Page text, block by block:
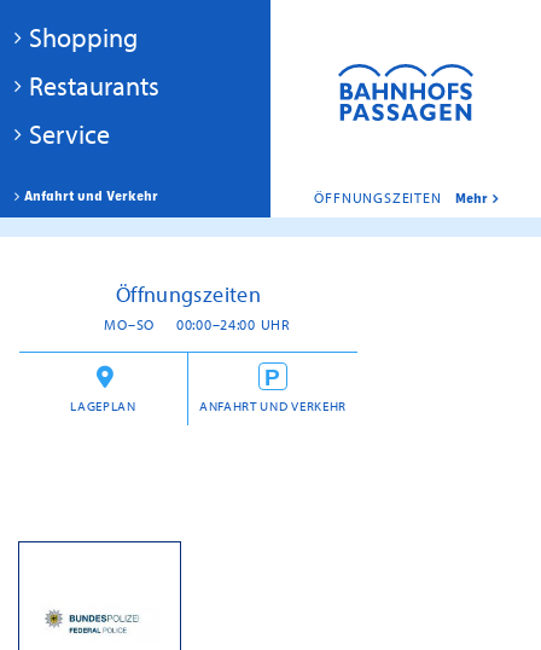
ÖFFNUNGSZEITEN Mehr
Anfahrt und Verkehr
Shopping
Restaurants
Service
Öffnungszeiten
MO–SO 00:00–24:00 UHR
LAGEPLAN ANFAHRT UND VERKEHR